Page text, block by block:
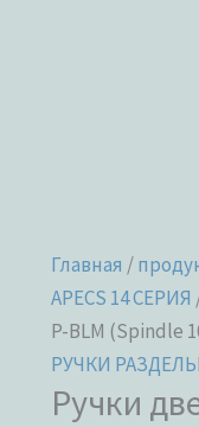
Главная /
APECS 14 СЕРИЯ
P-BLM (Spindle
РУЧКИ
Ручки